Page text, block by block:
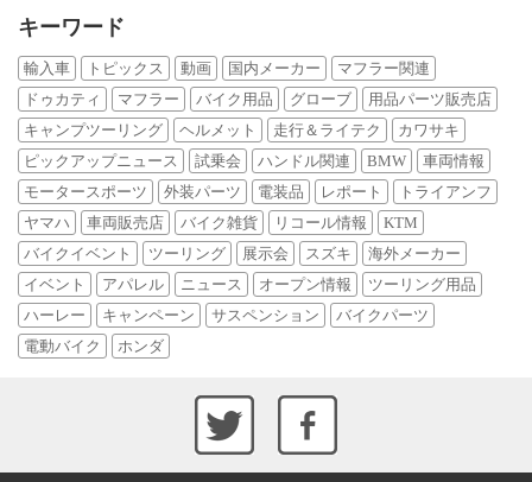
キーワード
輸入車 トピックス 動画 国内メーカー
マフラー関連
ドゥカティ
マフラー バイク用品 グローブ
用品パーツ販売店
キャンプツーリング
ヘルメット 走行＆ライテク
カワサキ
ピックアップニュース
試乗会 ハンドル関連 BMW
車両情報
モータースポーツ
外装パーツ 電装品 レポート
トライアンフ
ヤマハ
車両販売店 バイク雑貨 リコール情報
KTM
バイクイベント
ツーリング 展示会 スズキ
海外メーカー
イベント
アパレル ニュース オープン情報
ツーリング用品
ハーレー
キャンペーン サスペンション
バイクパーツ
電動バイク
ホンダ